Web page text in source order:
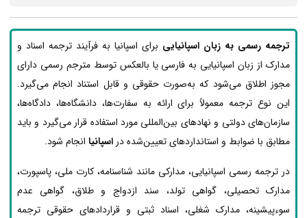
ترجمه رسمی به زبان اسپانیایی برای اسپانیا به فرآیند ترجمه اسناد و
مدارک از زبان اسپانیایی به فارسی یا بالعکس توسط مترجم رسمی دارای
مجوز اطلاق می‌شود که به‌صورت حقوقی و قابل استناد انجام می‌گیرد.
این نوع ترجمه معمولاً برای ارائه به سفارت‌ها، دانشگاه‌ها، دادگاه‌ها،
سازمان‌های دولتی و نهادهای بین‌المللی مورد استفاده قرار می‌گیرد و باید
مطابق با ضوابط و استانداردهای تعیین‌شده در اسپانیا انجام شود.
در ترجمه رسمی اسپانیایی، مدارکی مانند شناسنامه، کارت ملی، پاسپورت،
مدارک تحصیلی، گواهی تولد، سند ازدواج و طلاق، گواهی عدم
سوءپیشینه، مدارک شغلی، اسناد ثبتی و قراردادهای حقوقی ترجمه